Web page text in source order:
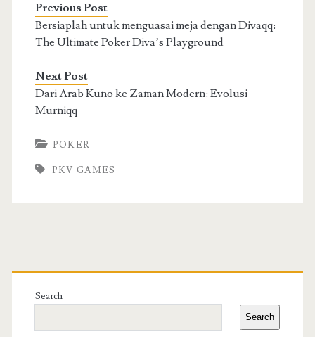
Previous Post
Bersiaplah untuk menguasai meja dengan Divaqq:
The Ultimate Poker Diva’s Playground
Next Post
Dari Arab Kuno ke Zaman Modern: Evolusi
Murniqq
POKER
PKV GAMES
Primary
Sidebar
Search
Search